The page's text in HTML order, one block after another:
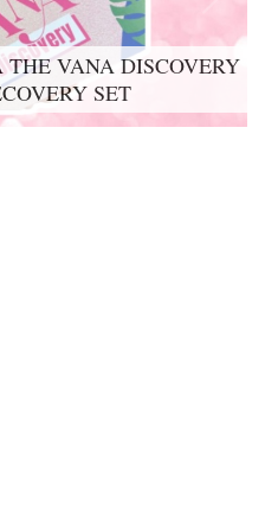
VANA DISCOVERY
SET